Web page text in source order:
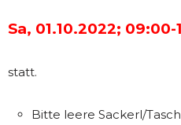
Sa, 01.10.2022; 09:00-
statt.
Bitte leere Sackerl/